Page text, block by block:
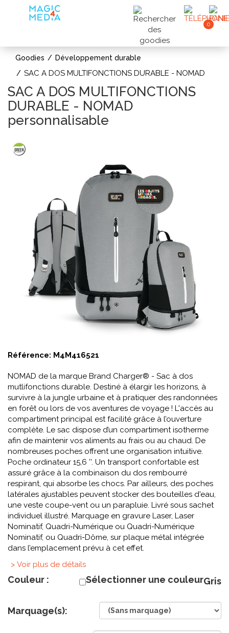
0
Goodies Développement durable
SAC A DOS MULTIFONCTIONS DURABLE - NOMAD
SAC A DOS MULTIFONCTIONS
DURABLE - NOMAD
personnalisable
Référence: M4M416521
NOMAD de la marque Brand Charger® - Sac à dos
mutlifonctions durable. Destiné à élargir les horizons, à
survivre à la jungle urbaine et à pratiquer des randonnées
en forêt ou lors de vos aventures de voyage ! L'accès au
compartiment principal est facilité grâce à l’ouverture
complète. Le sac dispose d’un compartiment isotherme
afin de maintenir vos aliments au frais ou au chaud. De
nombreuses poches offrent une organisation intuitive.
Poche ordinateur 15,6 ’’. Un transport confortable est
assuré grâce à la combinaison du dos rembourré
respirant, qui absorbe les chocs. Par ailleurs, des poches
latérales ajustables peuvent stocker des bouteilles d'eau,
une veste coupe-vent ou un parapluie. Livré sous sachet
individuel illustré. Marquage en gravure Laser, Laser
Nominatif, Quadri-Numérique ou Quadri-Numérique
Nominatif, ou Quadri-Dôme, sur plaque métal intégrée
dans l’emplacement prévu à cet effet.
> Voir plus de détails
Couleur : Sélectionner une couleurGris
Marquage(s):